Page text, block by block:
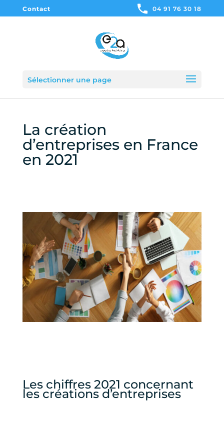
Contact 04 91 76 30 18
Sélectionner une page
La création
d’entreprises en France
en 2021
Les chiffres 2021 concernant
les créations d’entreprises